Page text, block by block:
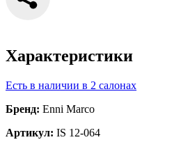
Характеристики
Есть в наличии в 2 салонах
Бренд: Enni Marco
Артикул: IS 12-064